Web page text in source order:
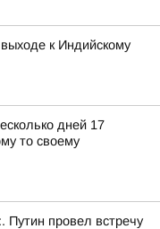
к Индийскому
дней 17
то своему
Путин провел встречу